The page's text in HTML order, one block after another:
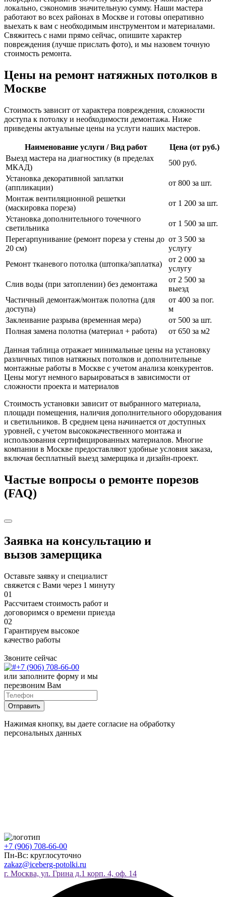
локально, сэкономив значительную сумму. Наши мастера
работают во всех районах в Москве и готовы оперативно
выехать к вам с необходимым инструментом и материалами.
Свяжитесь с нами прямо сейчас, опишите характер
повреждения (лучше прислать фото), и мы назовем точную
стоимость ремонта.
Цены на ремонт натяжных потолков в
Москве
Стоимость зависит от характера повреждения, сложности
доступа к потолку и необходимости демонтажа. Ниже
приведены актуальные цены на услуги наших мастеров.
Наименование услуги / Вид работ
Цена (от руб.)
Выезд мастера на диагностику (в пределах
МКАД)
500 руб.
Установка декоративной заплатки
(аппликации)
от 800 за шт.
Монтаж вентиляционной решетки
(маскировка пореза)
от 1 200 за шт.
Установка дополнительного точечного
светильника
от 1 500 за шт.
Перегарпунивание (ремонт пореза у стены до
20 см)
от 3 500 за
услугу
Ремонт тканевого потолка (штопка/заплатка)
от 2 000 за
услугу
Слив воды (при затоплении) без демонтажа
от 2 500 за
выезд
Частичный демонтаж/монтаж полотна (для
доступа)
от 400 за пог.
м
Заклеивание разрыва (временная мера)
от 500 за шт.
Полная замена полотна (материал + работа)
от 650 за м2
Данная таблица отражает минимальные цены на установку
различных типов натяжных потолков и дополнительные
монтажные работы в Москве с учетом анализа конкурентов.
Цены могут немного варьироваться в зависимости от
сложности проекта и материалов
Стоимость установки зависит от выбранного материала,
площади помещения, наличия дополнительного оборудования
и светильников. В среднем цена начинается от доступных
уровней, с учетом высококачественного монтажа и
использования сертифицированных материалов. Многие
компании в Москве предоставляют удобные условия заказа,
включая бесплатный выезд замерщика и дизайн-проект.
Частые вопросы о ремонте порезов
(FAQ)
Заявка на консультацию и
вызов замерщика
Оставьте заявку и специалист
свяжется с Вами через 1 минуту
01
Рассчитаем стоимость работ и
договоримся о времени приезда
02
Гарантируем высокое
качество работы
Звоните сейчас
+7 (906) 708-66-00
или заполните форму и мы
перезвоним Вам
Нажимая кнопку, вы даете согласие на обработку
персональных данных
+7 (906) 708-66-00
Пн-Вс: круглосуточно
zakaz@iceberg-potolki.ru
г. Москва, ул. Грина д.1 корп. 4, оф. 14